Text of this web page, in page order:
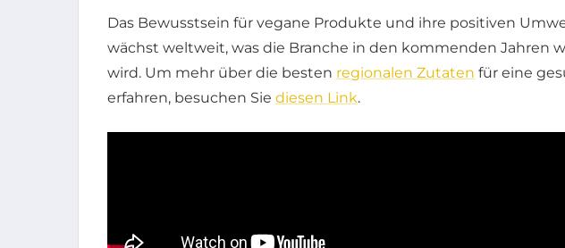
Das Bewusstsein für vegane Produkte und ihre positiven
wächst weltweit, was die Branche in den kommenden Jahren
wird. Um mehr über die besten regionalen Zutaten für eine
erfahren, besuchen Sie diesen Link.